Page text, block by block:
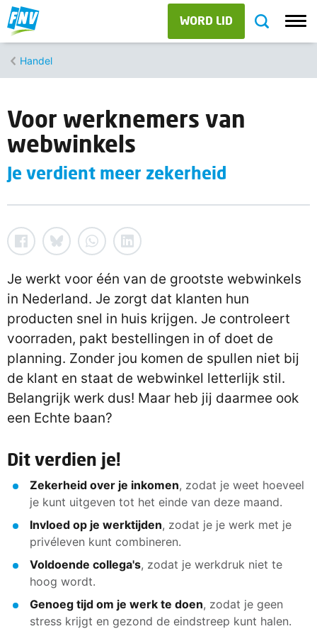
WORD LID
Handel
Voor werknemers van
webwinkels
Je verdient meer zekerheid
Je werkt voor één van de grootste webwinkels
in Nederland. Je zorgt dat klanten hun
producten snel in huis krijgen. Je controleert
voorraden, pakt bestellingen in of doet de
planning. Zonder jou komen de spullen niet bij
de klant en staat de webwinkel letterlijk stil.
Belangrijk werk dus! Maar heb jij daarmee ook
een Echte baan?
Dit verdien je!
Zekerheid over je inkomen, zodat je weet hoeveel
je kunt uitgeven tot het einde van deze maand.
Invloed op je werktijden, zodat je je werk met je
privéleven kunt combineren.
Voldoende collega's, zodat je werkdruk niet te
hoog wordt.
Genoeg tijd om je werk te doen, zodat je geen
stress krijgt en gezond de eindstreep kunt halen.